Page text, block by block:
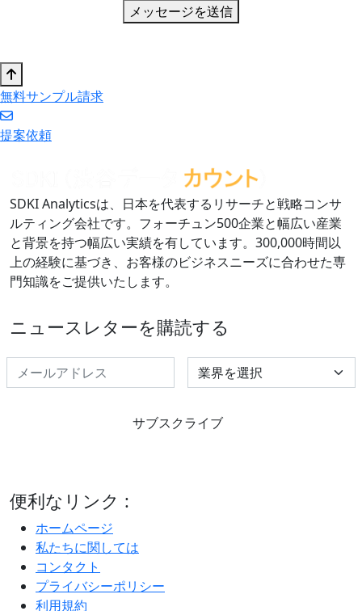
メッセージを送信
無料サンプル請求
提案依頼
SDKI Analyticsは、日本を代表するリサーチと戦略コンサ
ルティング会社です。フォーチュン500企業と幅広い産業
と背景を持つ幅広い実績を有しています。300,000時間以
上の経験に基づき、お客様のビジネスニーズに合わせた専
門知識をご提供いたします。
ニュースレターを購読する
Select Industry
サブスクライブ
便利なリンク :
ホームページ
私たちに関しては
コンタクト
プライバシーポリシー
利用規約